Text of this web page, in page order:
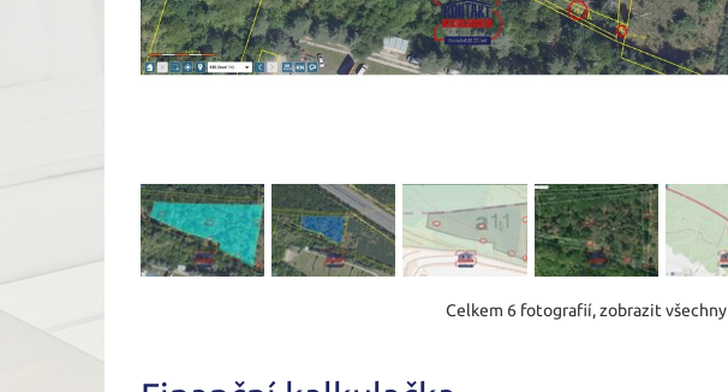
Celkem 6 fotografií, zobrazit všechny